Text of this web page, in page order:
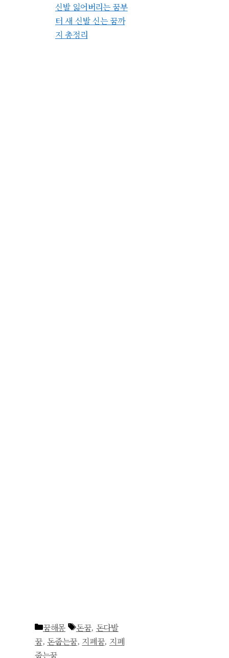
신발 잃어버리는 꿈부
터 새 신발 신는 꿈까
지 총정리
카
테
고
꿈해몽
태
그
돈꿈, 돈다발
꿈,돈줍는꿈, 지폐꿈, 지폐
줍는꿈